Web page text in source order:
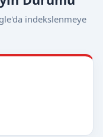
indekslenmeye